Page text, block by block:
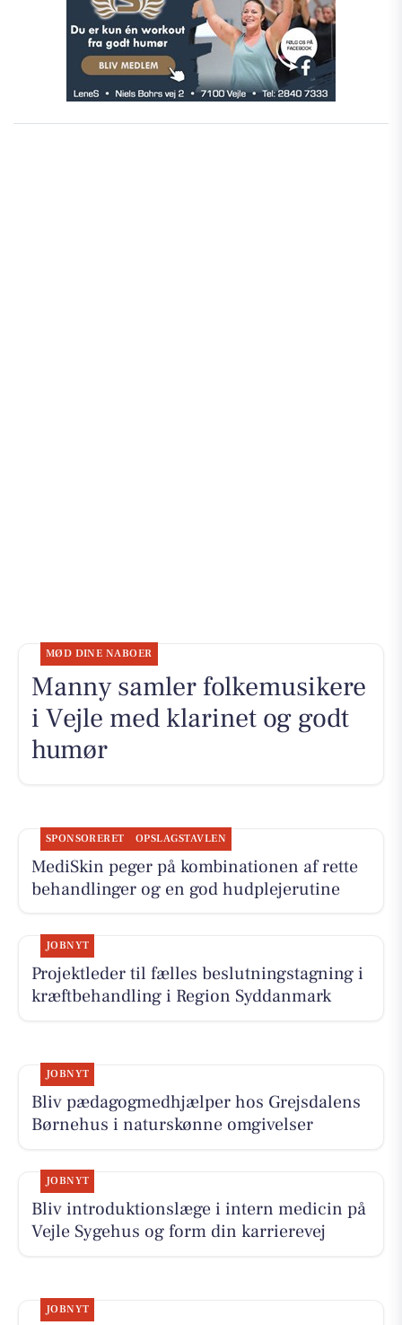
MØD DINE NABOER
Manny samler folkemusikere
i Vejle med klarinet og godt
humør
SPONSORERET OPSLAGSTAVLEN
MediSkin peger på kombinationen af rette
behandlinger og en god hudplejerutine
JOBNYT
Projektleder til fælles beslutningstagning i
kræftbehandling i Region Syddanmark
JOBNYT
Bliv pædagogmedhjælper hos Grejsdalens
Børnehus i naturskønne omgivelser
JOBNYT
Bliv introduktionslæge i intern medicin på
Vejle Sygehus og form din karrierevej
JOBNYT